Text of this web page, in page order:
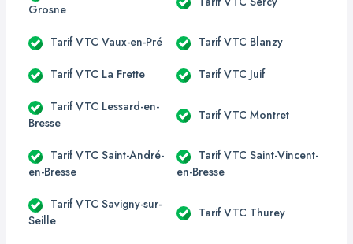
Grosne
Tarif VTC Vaux-en-Pré Tarif VTC Blanzy
Tarif VTC La Frette Tarif VTC Juif
Tarif VTC Lessard-en-
Bresse
Tarif VTC Montret
Tarif VTC Saint-André-
en-Bresse
Tarif VTC Saint-Vincent-
en-Bresse
Tarif VTC Savigny-sur-
Seille
Tarif VTC Thurey